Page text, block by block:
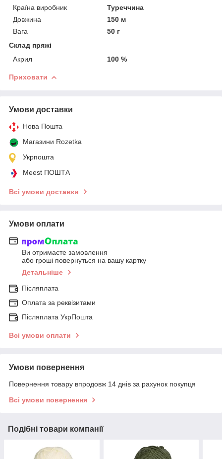
Країна виробник
Туреччина
Довжина
150 м
Вага
50 г
Склад пряжі
Акрил
100 %
Приховати
Умови доставки
Нова Пошта
Магазини Rozetka
Укрпошта
Meest ПОШТА
Всі умови доставки
Умови оплати
Ви отримаєте замовлення
або гроші повернуться на вашу картку
Детальніше
Післяплата
Оплата за реквізитами
Післяплата УкрПошта
Всі умови оплати
Умови повернення
Повернення товару впродовж 14 днів за рахунок покупця
Всі умови повернення
Подібні товари компанії